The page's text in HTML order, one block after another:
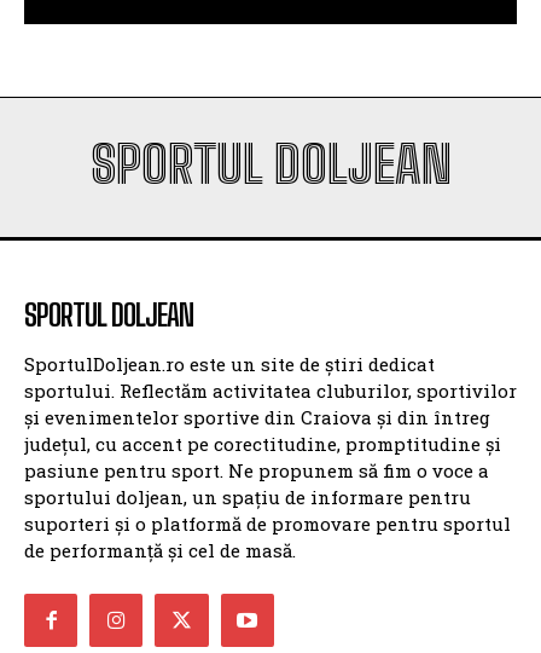
SPORTUL DOLJEAN
SPORTUL DOLJEAN
SportulDoljean.ro este un site de știri dedicat
sportului. Reflectăm activitatea cluburilor, sportivilor
și evenimentelor sportive din Craiova și din întreg
județul, cu accent pe corectitudine, promptitudine și
pasiune pentru sport. Ne propunem să fim o voce a
sportului doljean, un spațiu de informare pentru
suporteri și o platformă de promovare pentru sportul
de performanță și cel de masă.